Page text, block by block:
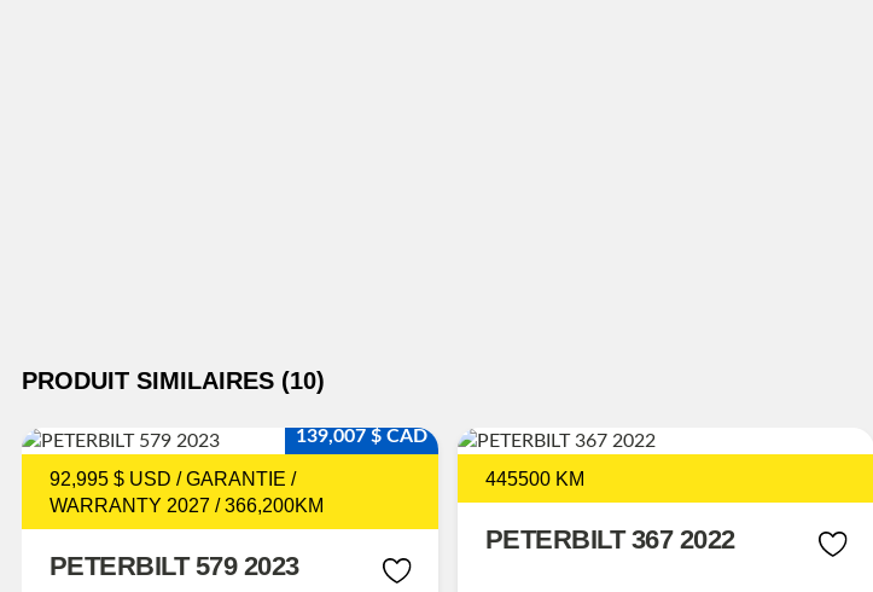
PRODUIT SIMILAIRES (10)
139,007 $ CAD
92,995 $ USD / GARANTIE /
WARRANTY 2027 / 366,200KM
PETERBILT 579 2023
445500 KM
PETERBILT 367 2022